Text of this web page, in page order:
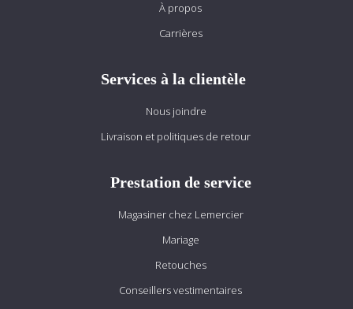
À propos
Carrières
Services à la clientèle
Nous joindre
Livraison et politiques de retour
Prestation de service
Magasiner chez Lemercier
Mariage
Retouches
Conseillers vestimentaires